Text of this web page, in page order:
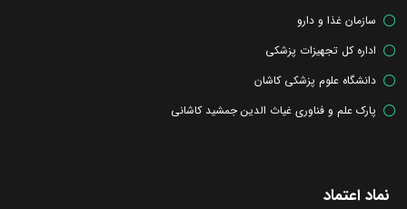
سازمان غذا و دارو
اداره کل تجهیزات پزشکی
دانشگاه علوم پزشکی کاشان
پارک علم و فناوری غیاث الدین جمشید کاشانی
نماد اعتماد